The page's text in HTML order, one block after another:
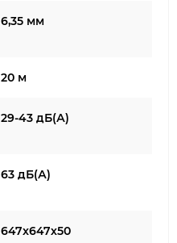
6,35 мм
20 м
29-43 дБ(А)
63 дБ(А)
647x647х50